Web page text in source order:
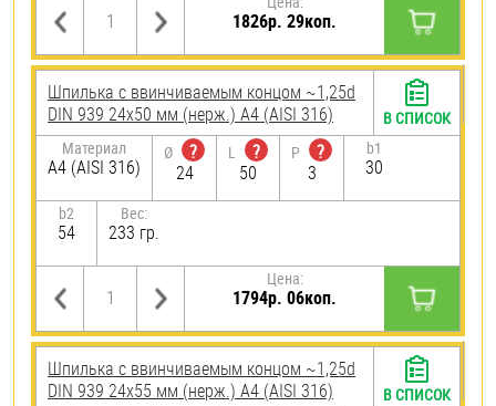
1826р. 29коп.
Шпилька c ввинчиваемым концом ~1,25d
DIN 939 24х50 мм (нерж.) A4 (AISI 316)
Материал
A4 (AISI 316)
Ø
?
24
L
?
50
P
?
3
b1
30
b2
54
Вес:
233 гр.
Цена:
1794р. 06коп.
В СПИСОК
Шпилька c ввинчиваемым концом ~1,25d
DIN 939 24х55 мм (нерж.) A4 (AISI 316)
В СПИСОК